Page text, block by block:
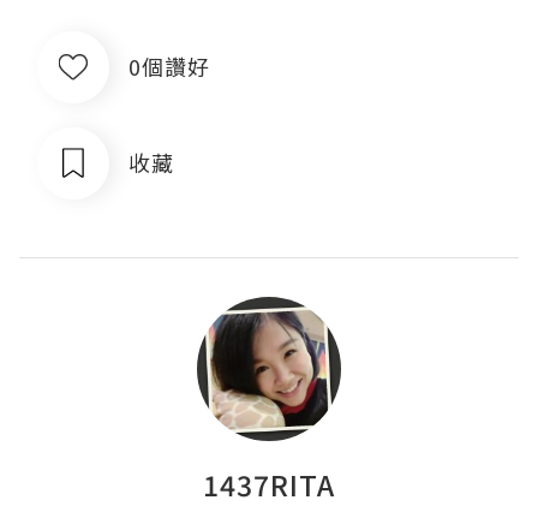
0個讚好
收藏
1437RITA